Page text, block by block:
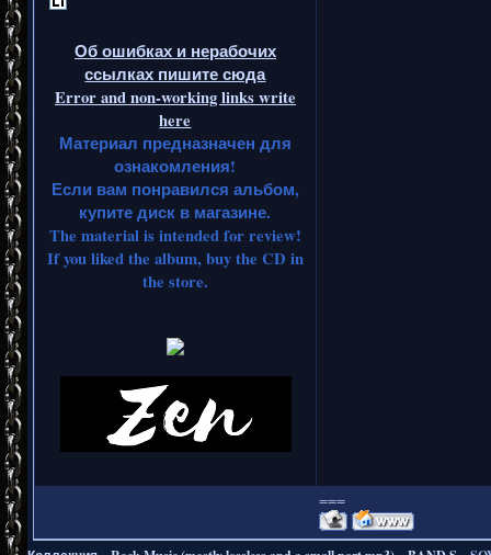
Об ошибках и нерабочих
ссылках пишите сюда
Error and non-working links write
here
Материал предназначен для
ознакомления!
Если вам понравился альбом,
купите диск в магазине.
The material is intended for review!
If you liked the album, buy the CD in
the store.
===